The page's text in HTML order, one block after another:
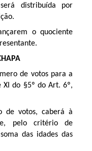
distribuída por
o quociente
de votos para a
XI do §5º do Art. 6º,
de votos, caberá à
pelo critério de
das idades das